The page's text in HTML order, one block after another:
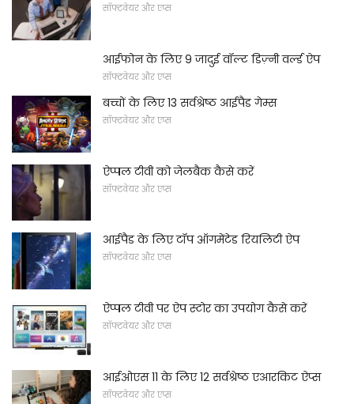
सॉफ्टवेयर और एप्स
आईफोन के लिए 9 जादुई वॉल्ट डिज़्नी वर्ल्ड ऐप
सॉफ्टवेयर और एप्स
बच्चों के लिए 13 सर्वश्रेष्ठ आईपैड गेम्स
सॉफ्टवेयर और एप्स
ऐप्पल टीवी को जेलबैक कैसे करें
सॉफ्टवेयर और एप्स
आईपैड के लिए टॉप ऑगमेंटेड रियलिटी ऐप
सॉफ्टवेयर और एप्स
ऐप्पल टीवी पर ऐप स्टोर का उपयोग कैसे करें
सॉफ्टवेयर और एप्स
आईओएस 11 के लिए 12 सर्वश्रेष्ठ एआरकिट ऐप्स
सॉफ्टवेयर और एप्स